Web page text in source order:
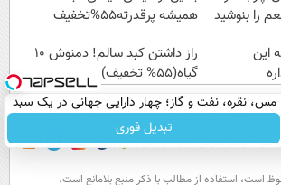
صفر
اسنپ
۱۴۰۴
را بنوشید
همیشه پرقدرته55%تخفیف
این
راز داشتن کبد سالم! دمنوش 10
گیاه(55% تخفیف)
مس، نقره، نفت و گاز؛ چهار دارایی جهانی در یک سبد
تبدیل فوری
عصر ایران۲ تماس با ما
و هوا اوقات شرعی سواد زندگی
است، استفاده از مطالب با ذكر منبع بلامانع است.